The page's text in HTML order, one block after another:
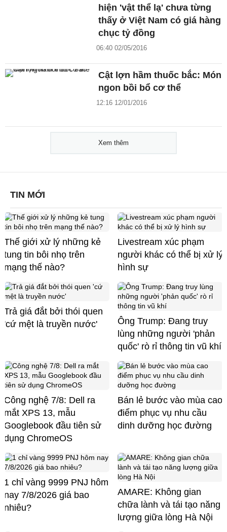
hiện 'vật thể lạ' chưa từng
thấy ở Việt Nam có giá hàng
chục tỷ đồng
06:40 02/05/2016
Cật lợn hầm thuốc bắc: Món
ngon bồi bổ cơ thể
12:16 12/01/2016
Xem thêm
TIN MỚI
Thế giới xử lý những kẻ
tung tin bôi nhọ trên
mạng thế nào?
Livestream xúc phạm
người khác có thể bị xử lý
hình sự
Trả giá đắt bởi thói quen
'cứ mệt là truyền nước'
Ông Trump: Đang truy
lùng những người 'phản
quốc' rò rỉ thông tin vũ khí
Công nghệ 7/8: Dell ra
mắt XPS 13, mẫu
Googlebook đầu tiên sử
dụng ChromeOS
Bán lẻ bước vào mùa cao
điểm phục vụ nhu cầu
dinh dưỡng học đường
1 chỉ vàng 9999 PNJ hôm
nay 7/8/2026 giá bao
nhiêu?
AMARE: Không gian
chữa lành và tái tạo năng
lượng giữa lòng Hà Nội